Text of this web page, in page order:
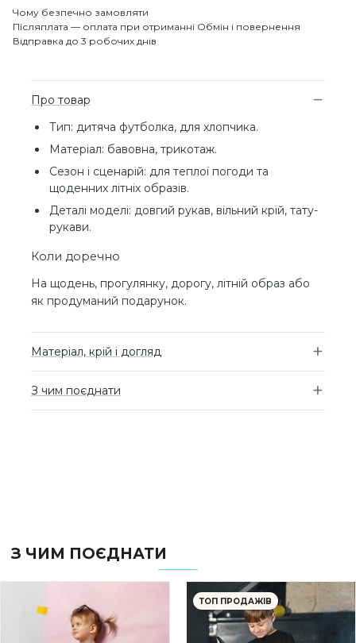
Чому безпечно замовляти
Післяплата — оплата при отриманні Обмін і повернення
Відправка до 3 робочих днів
Про товар
Тип: дитяча футболка, для хлопчика.
Матеріал: бавовна, трикотаж.
Сезон і сценарій: для теплої погоди та
щоденних літніх образів.
Деталі моделі: довгий рукав, вільний крій, тату-
рукави.
Коли доречно
На щодень, прогулянку, дорогу, літній образ або
як продуманий подарунок.
Матеріал, крій і догляд
З чим поєднати
З ЧИМ ПОЄДНАТИ
ТОП ПРОДАЖІВ